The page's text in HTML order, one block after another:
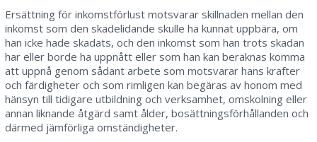
Ersättning för inkomstförlust motsvarar skillnaden mellan den
inkomst som den skadelidande skulle ha kunnat uppbära, om
han icke hade skadats, och den inkomst som han trots skadan
har eller borde ha uppnått eller som han kan beräknas komma
att uppnå genom sådant arbete som motsvarar hans krafter
och färdigheter och som rimligen kan begäras av honom med
hänsyn till tidigare utbildning och verksamhet, omskolning eller
annan liknande åtgärd samt ålder, bosättningsförhållanden och
därmed jämförliga omständigheter.